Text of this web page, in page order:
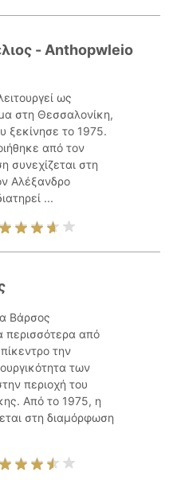
- Anthopwleio
ως
στη Θεσσαλονίκη,
ξεκίνησε το 1975.
από τον
συνεχίζεται στη
Αλέξανδρο
...
Βάρσος
περισσότερα από
την
των
περιοχή του
Από το 1975, η
στη διαμόρφωση